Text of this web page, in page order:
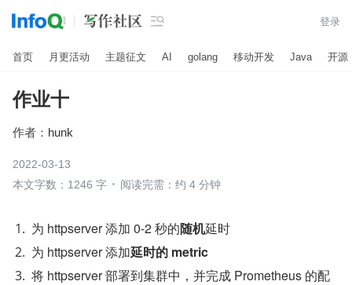
 登录
首页 月更活动 主题征文 AI golang 移动开发 Java 开源
作业十
作者： hunk
2022-03-13
本文字数：1246 字
阅读完需：约 4 分钟
为 httpserver 添加 0-2 秒的随机延时
为 httpserver 添加延时的 metric
将 httpserver 部署到集群中，并完成 Prometheus 的配